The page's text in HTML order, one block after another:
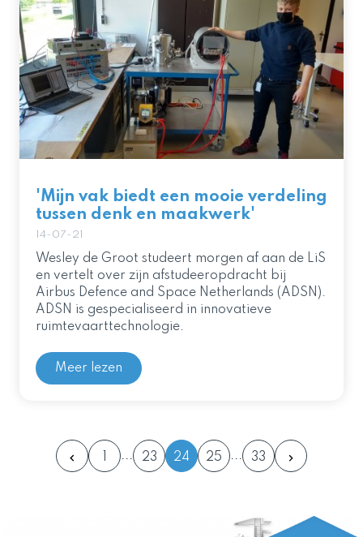
'Mijn vak biedt een mooie verdeling
tussen denk en maakwerk'
14-07-21
Wesley de Groot studeert morgen af aan de LiS
en vertelt over zijn afstudeeropdracht bij
Airbus Defence and Space Netherlands (ADSN).
ADSN is gespecialiseerd in innovatieve
ruimtevaarttechnologie.
Meer lezen
23 24 25 33